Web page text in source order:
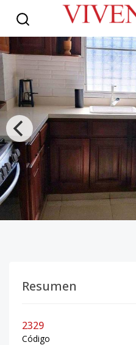
Resumen
2329
Código